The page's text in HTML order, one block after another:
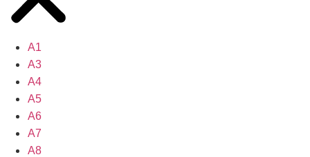
A1
A3
A4
A5
A6
A7
A8